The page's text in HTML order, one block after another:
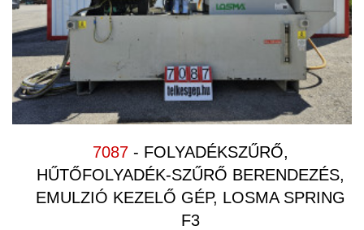
Lemez festő jelölőgép
Lemezhengerítő
Lemezlecsévélő, Lemezegyengető
Lemezolló, körolló,profil olló (1)
Lemezollógép kések
Marógép, CNC Marógép
Mérőeszközök
Öntödei berendezések
7087- FOLYADÉKSZŰRŐ,
HŰTŐFOLYADÉK-SZŰRŐ BERENDEZÉS,
EMULZIÓ KEZELŐ GÉP, LOSMA SPRING
F3